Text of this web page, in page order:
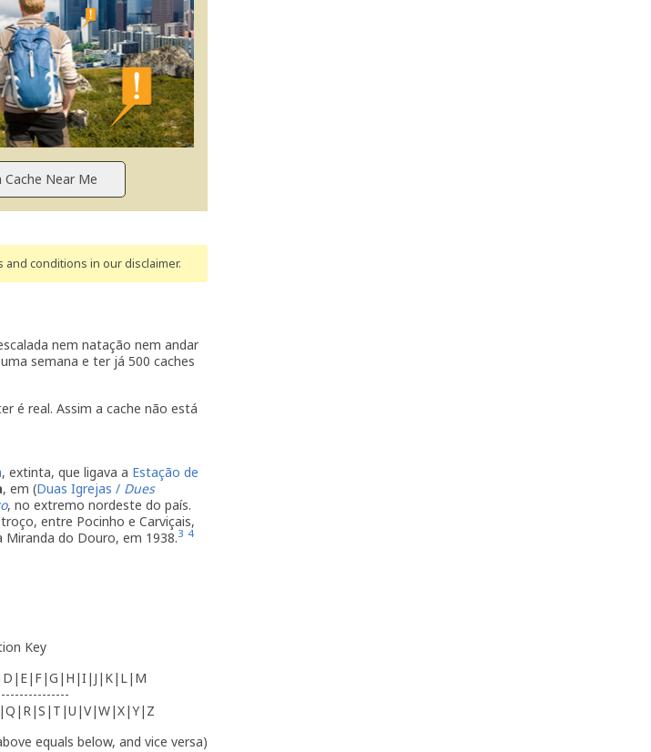
and conditions in our disclaimer.
nem natação nem andar
semana e ter já 500 caches
é real. Assim a cache não está
, extinta, que ligava a Estação de
, em (Duas Igrejas / Dues
, no extremo nordeste do país.
entre Pocinho e Carviçais,
do Douro, em 1938.3 4
Key
equals below, and vice versa)